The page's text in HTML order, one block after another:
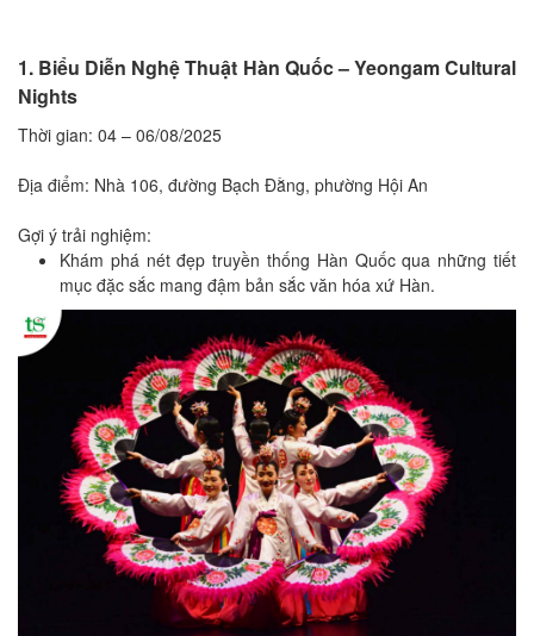
1. Biểu Diễn Nghệ Thuật Hàn Quốc – Yeongam Cultural
Nights
Thời gian: 04 – 06/08/2025
Địa điểm: Nhà 106, đường Bạch Đằng, phường Hội An
Gợi ý trải nghiệm:
Khám phá nét đẹp truyền thống Hàn Quốc qua những tiết
mục đặc sắc mang đậm bản sắc văn hóa xứ Hàn.